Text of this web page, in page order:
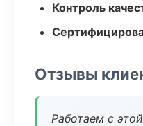
Контроль
Отзывы
Работаем с